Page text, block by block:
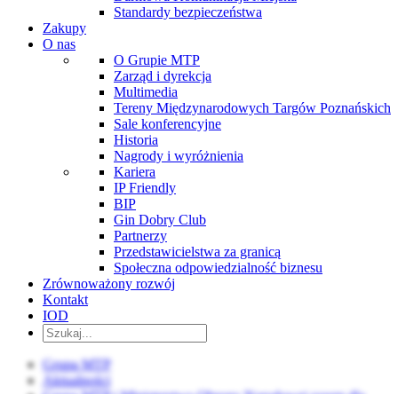
Standardy bezpieczeństwa
Zakupy
O nas
O Grupie MTP
Zarząd i dyrekcja
Multimedia
Tereny Międzynarodowych Targów Poznańskich
Sale konferencyjne
Historia
Nagrody i wyróżnienia
Kariera
IP Friendly
BIP
Gin Dobry Club
Partnerzy
Przedstawicielstwa za granicą
Społeczna odpowiedzialność biznesu
Zrównoważony rozwój
Kontakt
IOD
Grupa MTP
Aktualności